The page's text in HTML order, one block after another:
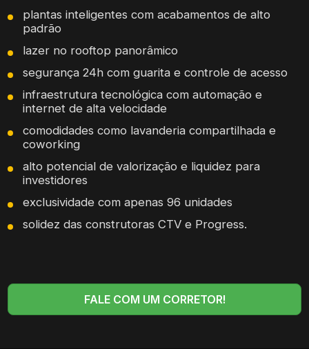
plantas inteligentes com acabamentos de alto
padrão
lazer no rooftop panorâmico
segurança 24h com guarita e controle de acesso
infraestrutura tecnológica com automação e
internet de alta velocidade
comodidades como lavanderia compartilhada e
coworking
alto potencial de valorização e liquidez para
investidores
exclusividade com apenas 96 unidades
solidez das construtoras CTV e Progress.
FALE COM UM CORRETOR!